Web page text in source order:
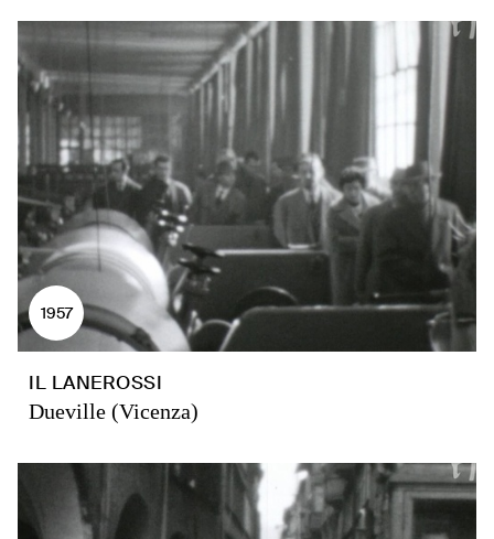
1957
IL LANEROSSI
Dueville (Vicenza)